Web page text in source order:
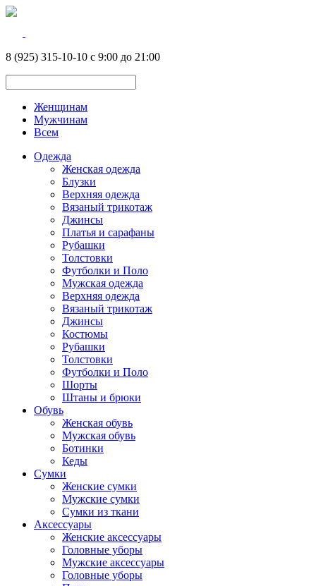
8 (925) 315-10-10 с 9:00 до 21:00
Женщинам
Мужчинам
Всем
Одежда
Женская одежда
Блузки
Верхняя одежда
Вязаный трикотаж
Джинсы
Платья и сарафаны
Рубашки
Толстовки
Футболки и Поло
Мужская одежда
Верхняя одежда
Вязаный трикотаж
Джинсы
Костюмы
Рубашки
Толстовки
Футболки и Поло
Шорты
Штаны и брюки
Обувь
Женская обувь
Мужская обувь
Ботинки
Кеды
Сумки
Женские сумки
Мужские сумки
Сумки из ткани
Аксессуары
Женские аксессуары
Головные уборы
Мужские аксессуары
Головные уборы